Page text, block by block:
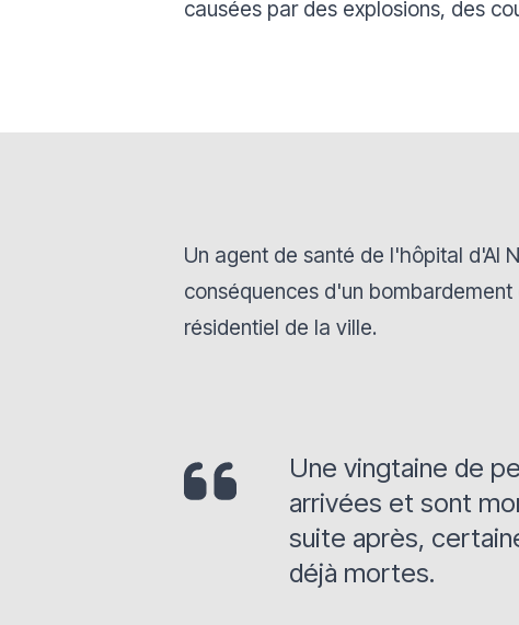
causées par des explosions, des
Un agent de santé de l'hôpital d'Al
conséquences d'un
résidentiel de la ville.
Une vingtaine de
arrivées et sont
suite après,
déjà mortes.